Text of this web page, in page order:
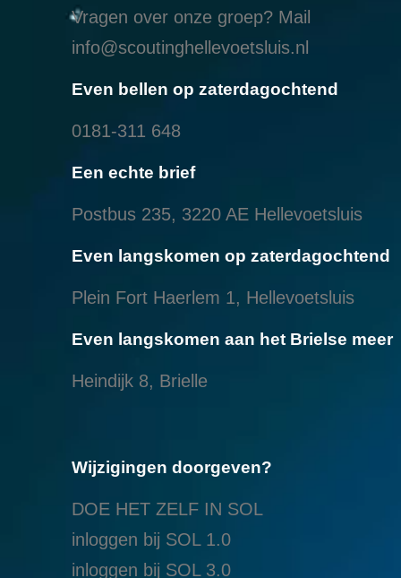
Vragen over onze groep? Mail
info@scoutinghellevoetsluis.nl
Even bellen op zaterdagochtend
0181-311 648
Een echte brief
Postbus 235, 3220 AE Hellevoetsluis
Even langskomen op zaterdagochtend
Plein Fort Haerlem 1, Hellevoetsluis
Even langskomen aan het Brielse meer
Heindijk 8, Brielle
Wijzigingen doorgeven?
DOE HET ZELF IN SOL
inloggen bij SOL 1.0
inloggen bij SOL 3.0